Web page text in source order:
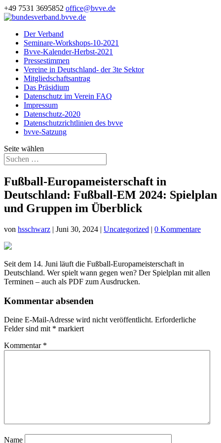
+49 7531 3695852 office@bvve.de
Der Verband
Seminare-Workshops-10-2021
Bvve-Kalender-Herbst-2021
Pressestimmen
Vereine in Deutschland- der 3te Sektor
Mitgliedschaftsantrag
Das Präsidium
Datenschutz im Verein FAQ
Impressum
Datenschutz-2020
Datenschutzrichtlinien des bvve
bvve-Satzung
Seite wählen
Fußball-Europameisterschaft in
Deutschland: Fußball-EM 2024: Spielplan
und Gruppen im Überblick
von hsschwarz | Juni 30, 2024 | Uncategorized | 0 Kommentare
Seit dem 14. Juni läuft die Fußball-Europameisterschaft in
Deutschland. Wer spielt wann gegen wen? Der Spielplan mit allen
Terminen – auch als PDF zum Ausdrucken.
Kommentar absenden
Deine E-Mail-Adresse wird nicht veröffentlicht. Erforderliche
Felder sind mit * markiert
Kommentar *
Name